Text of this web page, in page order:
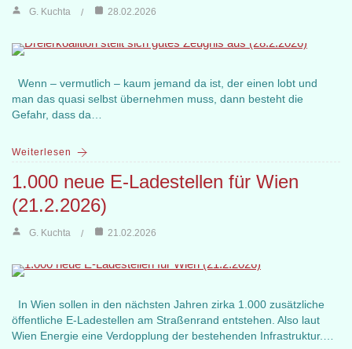
G. Kuchta 28.02.2026
Wenn – vermutlich – kaum jemand da ist, der einen lobt und
man das quasi selbst übernehmen muss, dann besteht die
Gefahr, dass da…
Weiterlesen
1.000 neue E-Ladestellen für Wien
(21.2.2026)
G. Kuchta 21.02.2026
In Wien sollen in den nächsten Jahren zirka 1.000 zusätzliche
öffentliche E-Ladestellen am Straßenrand entstehen. Also laut
Wien Energie eine Verdopplung der bestehenden Infrastruktur.…